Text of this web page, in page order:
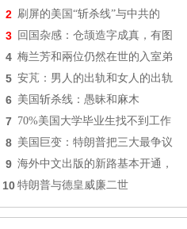
2 刷屏的美国“斩杀线”与中共的
3 回国杂感：仓颉造字成真，有图
4 梅兰芳和兩位仍然在世的入室弟
5 安芃：男人的出轨和女人的出轨
6 美国斩杀线：愚昧和麻木
7 70%美国大学毕业生找不到工作
8 美国巨变：特朗普把三大最争议
9 海外中文出版的新路基本开通，
10 特朗普与德皇威廉二世